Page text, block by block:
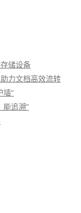
储设备
力文档高效流转
墙”
能追溯”